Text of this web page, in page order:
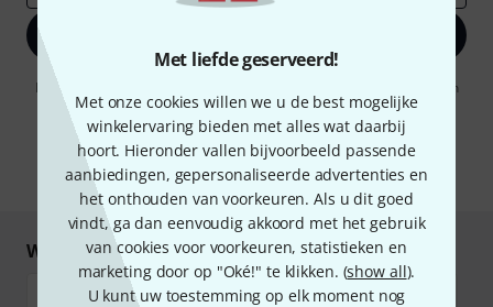
Met liefde geserveerd!
Met onze cookies willen we u de best mogelijke
winkelervaring bieden met alles wat daarbij
hoort. Hieronder vallen bijvoorbeeld passende
aanbiedingen, gepersonaliseerde advertenties en
het onthouden van voorkeuren. Als u dit goed
vindt, ga dan eenvoudig akkoord met het gebruik
van cookies voor voorkeuren, statistieken en
marketing door op "Oké!" te klikken. (show all).
U kunt uw toestemming op elk moment nog
Door op "Registreer nu" te klikken, gaat u akkoord met het ontvangen
van e-mailreclame. U kunt zich op elk moment afmelden. Meer
informatie over de nieuwsbrief vindt u in onzerichtlijn
gegevensbescherming
* Benodigd
Winkel en betaal veilig